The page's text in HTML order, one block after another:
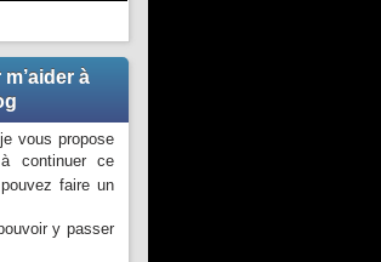
à
vous propose
continuer ce
faire un
y passer